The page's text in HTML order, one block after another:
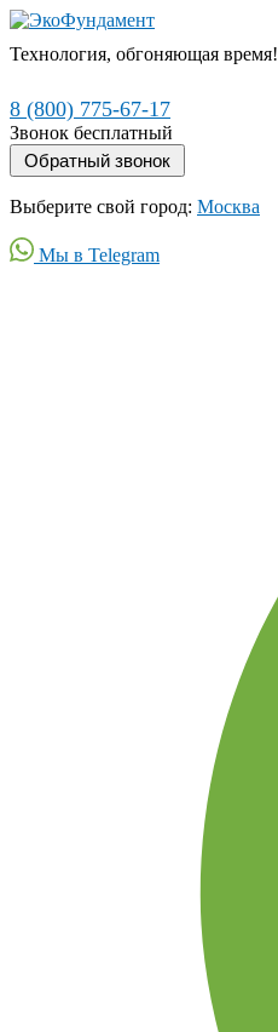
Технология, обгоняющая время!
8 (800) 775-67-17
Звонок бесплатный
Выберите свой город: Москва
Мы в Telegram